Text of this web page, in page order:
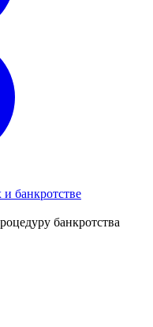
банкротстве
банкротства